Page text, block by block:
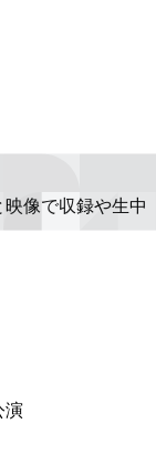
像で収録や生中
演